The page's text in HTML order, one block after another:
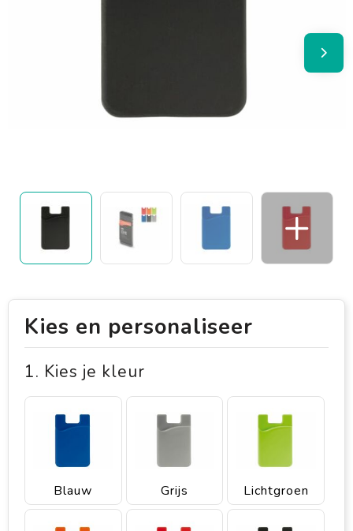
Kies en personaliseer
1. Kies je kleur
Blauw Grijs Lichtgroen